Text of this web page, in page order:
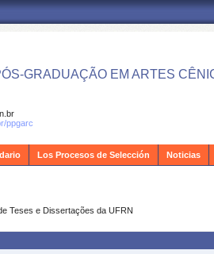
GRADUAÇÃO EM ARTES
ppgarc
Los Procesos de Selección Noticias
Teses e Dissertações da UFRN